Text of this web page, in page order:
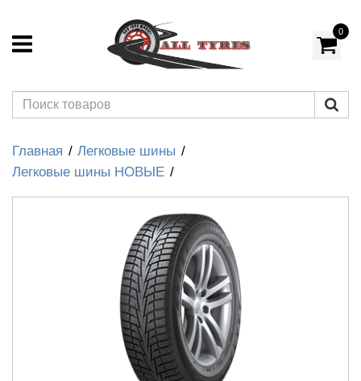
0
Главная
Легковые шины
Легковые шины НОВЫЕ